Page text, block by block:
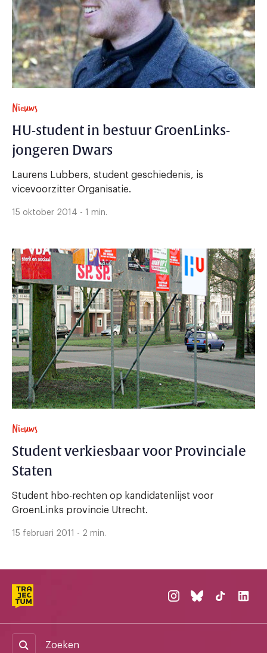
Nieuws
HU-student in bestuur GroenLinks-
jongeren Dwars
Laurens Lubbers, student geschiedenis, is
vicevoorzitter Organisatie.
15 oktober 2014 - 1 min.
Nieuws
Student verkiesbaar voor Provinciale
Staten
Student hbo-rechten op kandidatenlijst voor
GroenLinks provincie Utrecht.
15 februari 2011 - 2 min.
Zoeken